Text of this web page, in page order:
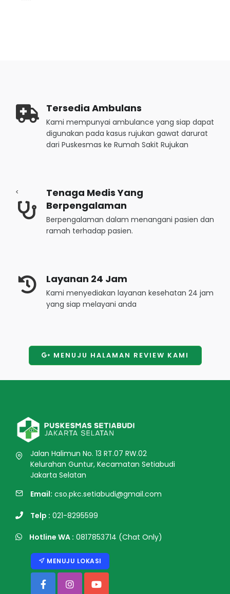
Pelayanan Krisis Kesehatan
Pelayanan Rehabilitasi Medik Dasar
Tersedia Ambulans
Kami mempunyai ambulance yang siap dapat
digunakan pada kasus rujukan gawat darurat
dari Puskesmas ke Rumah Sakit Rujukan
<
Tenaga Medis Yang
Berpengalaman
Berpengalaman dalam menangani pasien dan
ramah terhadap pasien.
Layanan 24 Jam
Kami menyediakan layanan kesehatan 24 jam
yang siap melayani anda
MENUJU HALAMAN REVIEW KAMI
Jalan Halimun No. 13 RT.07 RW.02
Kelurahan Guntur, Kecamatan Setiabudi
Jakarta Selatan
Email: cso.pkc.setiabudi@gmail.com
Telp : 021-8295599
Hotline WA : 0817853714 (Chat Only)
MENUJU LOKASI